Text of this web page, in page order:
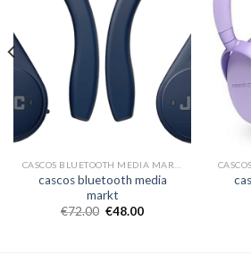
cascos bluetooth media
markt
€72.00 €48.00